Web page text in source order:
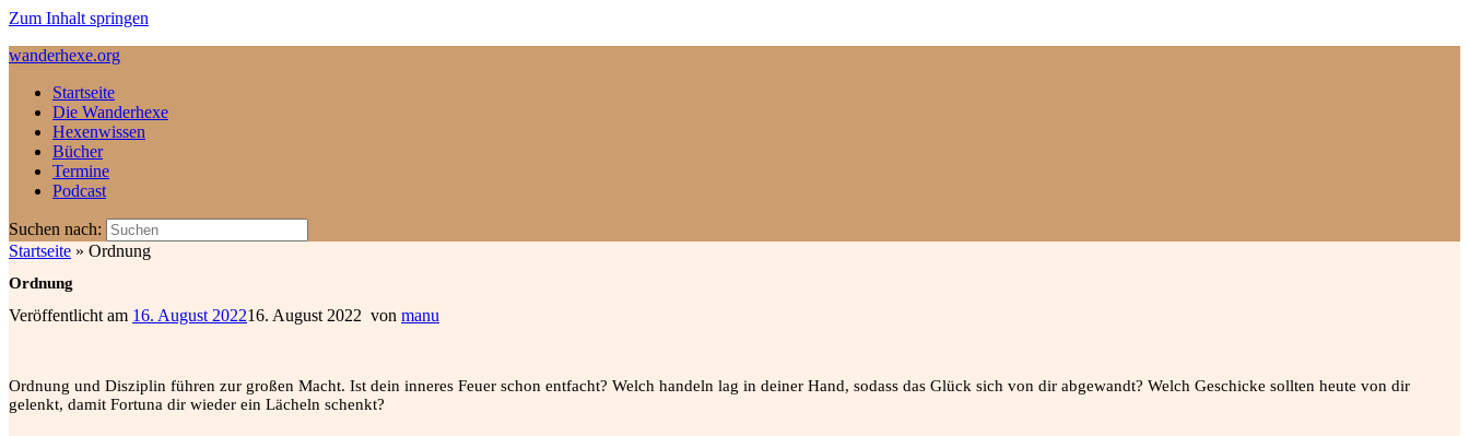
Zum Inhalt springen
wanderhexe.org
Startseite
Die Wanderhexe
Hexenwissen
Bücher
Termine
Podcast
Suchen nach:
Startseite » Ordnung
Ordnung
Veröffentlicht am 16. August 202216. August 2022 von manu
Ordnung und Disziplin führen zur großen Macht. Ist dein inneres Feuer schon entfacht? Welch handeln lag in deiner Hand, sodass das Glück sich von dir abgewandt? Welch Geschicke sollten heute von dir
gelenkt, damit Fortuna dir wieder ein Lächeln schenkt?